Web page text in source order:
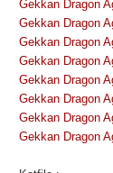
Gekkan Dragon
Gekkan Dragon
Gekkan Dragon
Gekkan Dragon
Gekkan Dragon
Gekkan Dragon
Gekkan Dragon
Gekkan Dragon